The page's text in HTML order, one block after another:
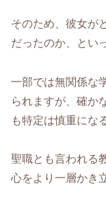
そのため、彼女が
だったのか、とい
一部では無関係な
られますが、確か
も特定は慎重にな
聖職とも言われる
心をより一層かき